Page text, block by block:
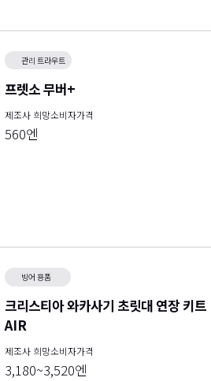
관리 트라우트
프렛소 무버+
제조사 희망소비자가격
560엔
빙어 용품
크리스티아 와카사기 초릿대 연장 키트
AIR
제조사 희망소비자가격
3,180~3,520엔